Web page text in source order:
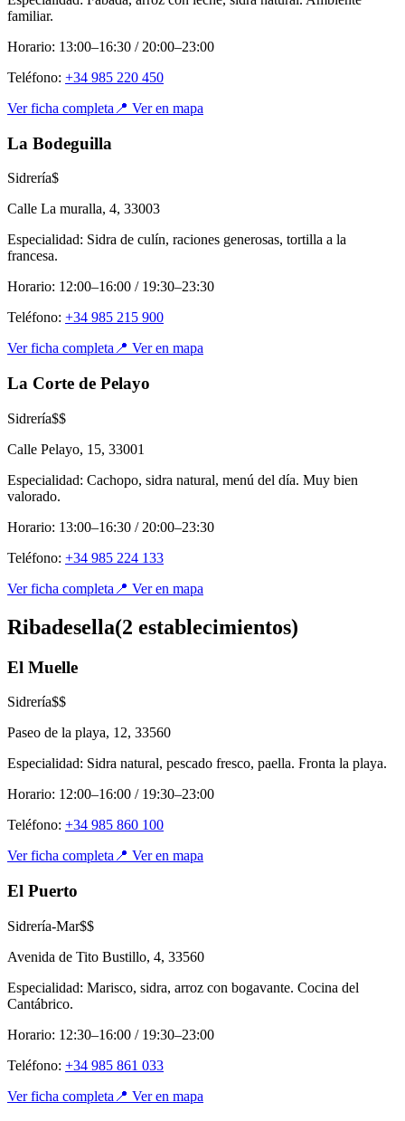
familiar.
Horario: 13:00–16:30 / 20:00–23:00
Teléfono: +34 985 220 450
Ver ficha completa 📍 Ver en mapa
La Bodeguilla
Sidrería$
Calle La muralla, 4, 33003
Especialidad: Sidra de culín, raciones generosas, tortilla a la
francesa.
Horario: 12:00–16:00 / 19:30–23:30
Teléfono: +34 985 215 900
Ver ficha completa📍 Ver en mapa
La Corte de Pelayo
Sidrería$$
Calle Pelayo, 15, 33001
Especialidad: Cachopo, sidra natural, menú del día. Muy bien
valorado.
Horario: 13:00–16:30 / 20:00–23:30
Teléfono: +34 985 224 133
Ver ficha completa 📍 Ver en mapa
Ribadesella(2 establecimientos)
El Muelle
Sidrería$$
Paseo de la playa, 12, 33560
Especialidad: Sidra natural, pescado fresco, paella. Fronta la playa.
Horario: 12:00–16:00 / 19:30–23:00
Teléfono: +34 985 860 100
Ver ficha completa📍 Ver en mapa
El Puerto
Sidrería-Mar$$
Avenida de Tito Bustillo, 4, 33560
Especialidad: Marisco, sidra, arroz con bogavante. Cocina del
Cantábrico.
Horario: 12:30–16:00 / 19:30–23:00
Teléfono: +34 985 861 033
Ver ficha completa 📍 Ver en mapa